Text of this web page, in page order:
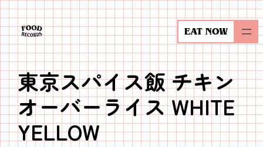
内
容
を
キ
ッ
プ
EAT NOW
東京スパイス飯 チキン
オーバーライス WHITE
YELLOW